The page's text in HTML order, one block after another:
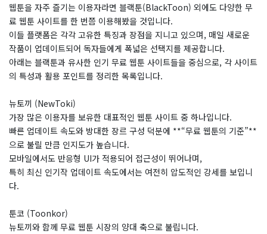
웹툰을 자주 즐기는 이용자라면 블랙툰(BlackToon) 외에도 다양한 무
료 웹툰 사이트를 한 번쯤 이용해봤을 것입니다.
이들 플랫폼은 각각 고유한 특징과 장점을 지니고 있으며, 매일 새로운
작품이 업데이트되어 독자들에게 폭넓은 선택지를 제공합니다.
아래는 블랙툰과 유사한 인기 무료 웹툰 사이트들을 중심으로, 각 사이트
의 특성과 활용 포인트를 정리한 목록입니다.
뉴토끼 (NewToki)
가장 많은 이용자를 보유한 대표적인 웹툰 사이트 중 하나입니다.
빠른 업데이트 속도와 방대한 장르 구성 덕분에 **“무료 웹툰의 기준”**
으로 불릴 만큼 인지도가 높습니다.
모바일에서도 반응형 UI가 적용되어 접근성이 뛰어나며,
특히 최신 인기작 업데이트 속도에서는 여전히 압도적인 강세를 보입니
다.
툰코 (Toonkor)
뉴토끼와 함께 무료 웹툰 시장의 양대 축으로 불립니다.